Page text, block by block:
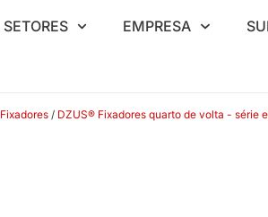
SETORES EMPRESA
Fixadores / DZUS® Fixadores quarto de volta - série